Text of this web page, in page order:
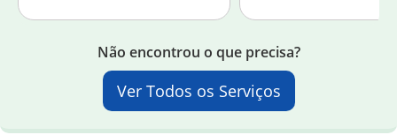
Não encontrou o que precisa?
Ver Todos os Serviços